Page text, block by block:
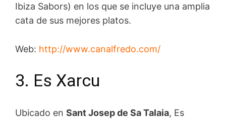
Ibiza Sabors) en los que se incluye una amplia
cata de sus mejores platos.
Web: http://www.canalfredo.com/
3. Es Xarcu
Ubicado en Sant Josep de Sa Talaia, Es